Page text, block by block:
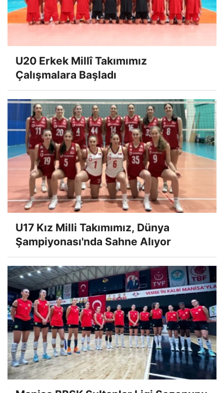
U20 Erkek Millî Takımımız
Çalışmalara Başladı
U17 Kız Milli Takımımız, Dünya
Şampiyonası'nda Sahne Alıyor